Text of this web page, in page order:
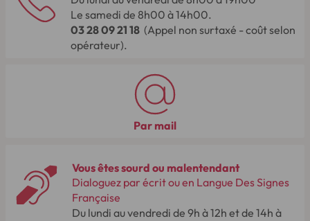
Le samedi de 8h00 à 14h00.
03 28 09 21 18 (Appel non surtaxé - coût selon
opérateur).
Par mail
Vous êtes sourd ou malentendant
Dialoguez par écrit ou en Langue Des Signes
Française
Du lundi au vendredi de 9h à 12h et de 14h à